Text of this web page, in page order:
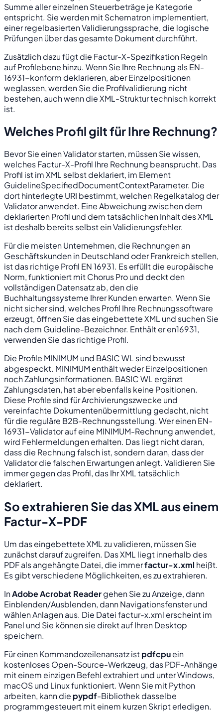
Summe aller einzelnen Steuerbeträge je Kategorie
entspricht. Sie werden mit Schematron implementiert,
einer regelbasierten Validierungssprache, die logische
Prüfungen über das gesamte Dokument durchführt.
Zusätzlich dazu fügt die Factur-X-Spezifikation Regeln
auf Profilebene hinzu. Wenn Sie Ihre Rechnung als EN-
16931-konform deklarieren, aber Einzelpositionen
weglassen, werden Sie die Profilvalidierung nicht
bestehen, auch wenn die XML-Struktur technisch korrekt
ist.
Welches Profil gilt für Ihre Rechnung?
Bevor Sie einen Validator starten, müssen Sie wissen,
welches Factur-X-Profil Ihre Rechnung beansprucht. Das
Profil ist im XML selbst deklariert, im Element
GuidelineSpecifiedDocumentContextParameter. Die
dort hinterlegte URI bestimmt, welchen Regelkatalog der
Validator anwendet. Eine Abweichung zwischen dem
deklarierten Profil und dem tatsächlichen Inhalt des XML
ist deshalb bereits selbst ein Validierungsfehler.
Für die meisten Unternehmen, die Rechnungen an
Geschäftskunden in Deutschland oder Frankreich stellen,
ist das richtige Profil EN 16931. Es erfüllt die europäische
Norm, funktioniert mit Chorus Pro und deckt den
vollständigen Datensatz ab, den die
Buchhaltungssysteme Ihrer Kunden erwarten. Wenn Sie
nicht sicher sind, welches Profil Ihre Rechnungssoftware
erzeugt, öffnen Sie das eingebettete XML und suchen Sie
nach dem Guideline-Bezeichner. Enthält eren16931,
verwenden Sie das richtige Profil.
Die Profile MINIMUM und BASIC WL sind bewusst
abgespeckt. MINIMUM enthält weder Einzelpositionen
noch Zahlungsinformationen. BASIC WL ergänzt
Zahlungsdaten, hat aber ebenfalls keine Positionen.
Diese Profile sind für Archivierungszwecke und
vereinfachte Dokumentenübermittlung gedacht, nicht
für die reguläre B2B-Rechnungsstellung. Wer einen EN-
16931-Validator auf eine MINIMUM-Rechnung anwendet,
wird Fehlermeldungen erhalten. Das liegt nicht daran,
dass die Rechnung falsch ist, sondern daran, dass der
Validator die falschen Erwartungen anlegt. Validieren Sie
immer gegen das Profil, das Ihr XML tatsächlich
deklariert.
So extrahieren Sie das XML aus einem
Factur-X-PDF
Um das eingebettete XML zu validieren, müssen Sie
zunächst darauf zugreifen. Das XML liegt innerhalb des
PDF als angehängte Datei, die immerfactur-x.xml heißt.
Es gibt verschiedene Möglichkeiten, es zu extrahieren.
InAdobe Acrobat Readergehen Sie zu Anzeige, dann
Einblenden/Ausblenden, dann Navigationsfenster und
wählen Anlagen aus. Die Datei factur-x.xml erscheint im
Panel und Sie können sie direkt auf Ihren Desktop
speichern.
Für einen Kommandozeilenansatz istpdfcpuein
kostenloses Open-Source-Werkzeug, das PDF-Anhänge
mit einem einzigen Befehl extrahiert und unter Windows,
macOS und Linux funktioniert. Wenn Sie mit Python
arbeiten, kann die pypdf-Bibliothek dasselbe
programmgesteuert mit einem kurzen Skript erledigen.